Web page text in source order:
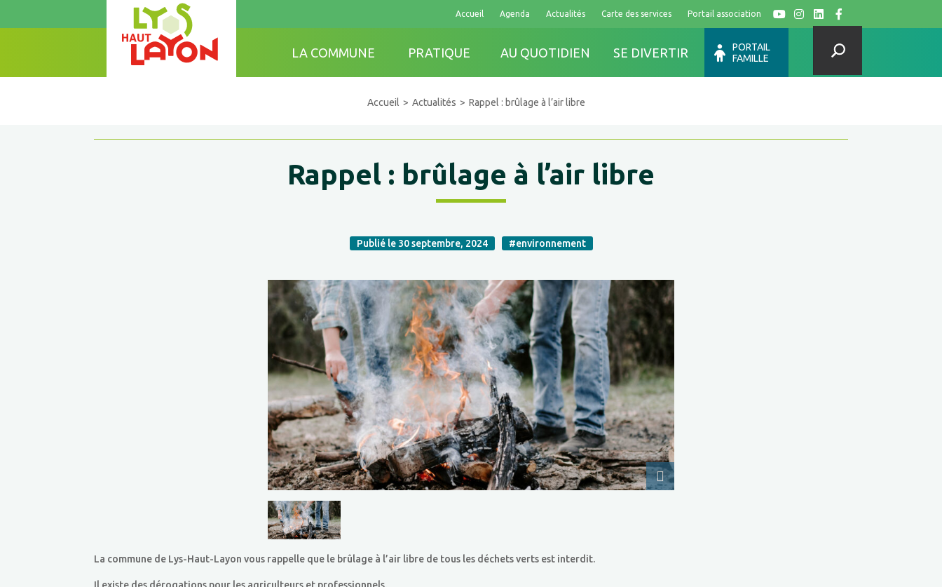
Accueil Agenda Actualités Carte des services Portail association Y I L F
LA COMMUNE PRATIQUE AU QUOTIDIEN SE DIVERTIR
PORTAIL
FAMILLE
Accueil Actualités Rappel : brûlage à l’air libre
Rappel : brûlage à l’air libre
Publié le 30 septembre, 2024 #environnement
La commune de Lys-Haut-Layon vous rappelle que le brûlage à l’air libre de tous les déchets verts est interdit.